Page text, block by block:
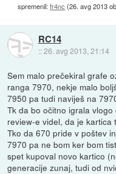
spremenil:fr4nc (26. avg 2013
RC14
::26. avg 2013, 21:14
Sem malo prečekiral grafe
ranga 7970, nekje malo
7950 pa tudi naviješ na
Tk da bo očitno igrala
review-e videl, da je kartica
Tko da 670 pride v poštev
7970 pa ne bom ker bom
spet kupoval novo kartico
generacije zunaj, tudi od